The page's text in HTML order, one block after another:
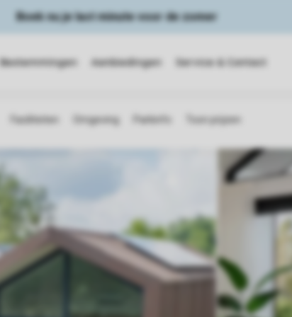
Boek nu je last minute voor de zomer
Bestemmingen Aanbiedingen Service & Contact